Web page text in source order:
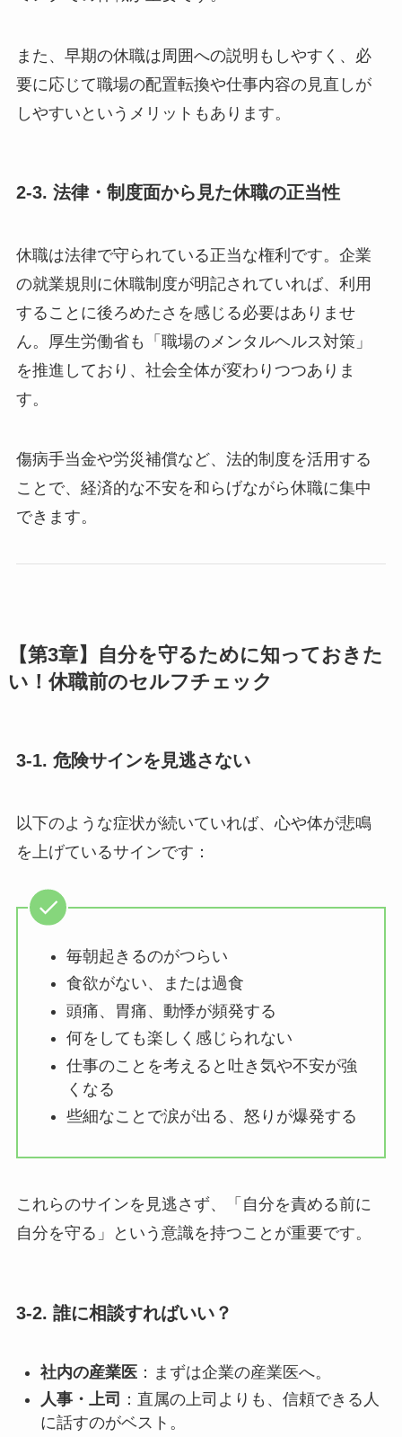
また、早期の休職は周囲への説明もしやすく、必
要に応じて職場の配置転換や仕事内容の見直しが
しやすいというメリットもあります。
2-3. 法律・制度面から見た休職の正当性
休職は法律で守られている正当な権利です。企業
の就業規則に休職制度が明記されていれば、利用
することに後ろめたさを感じる必要はありませ
ん。厚生労働省も「職場のメンタルヘルス対策」
を推進しており、社会全体が変わりつつありま
す。
傷病手当金や労災補償など、法的制度を活用する
ことで、経済的な不安を和らげながら休職に集中
できます。
【第3章】自分を守るために知っておきた
い！休職前のセルフチェック
3-1. 危険サインを見逃さない
以下のような症状が続いていれば、心や体が悲鳴
を上げているサインです：
毎朝起きるのがつらい
食欲がない、または過食
頭痛、胃痛、動悸が頻発する
何をしても楽しく感じられない
仕事のことを考えると吐き気や不安が強
くなる
些細なことで涙が出る、怒りが爆発する
これらのサインを見逃さず、「自分を責める前に
自分を守る」という意識を持つことが重要です。
3-2. 誰に相談すればいい？
社内の産業医：まずは企業の産業医へ。
人事・上司
：直属の上司よりも、信頼できる人
に話すのがベスト。